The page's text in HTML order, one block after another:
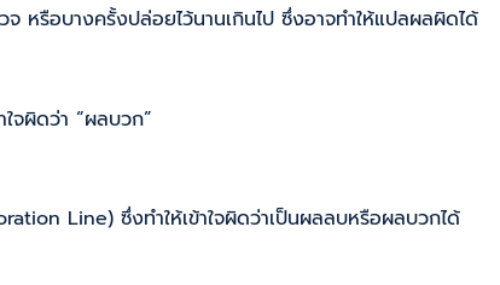
หรือบางครั้งปล่อยไว้นานเกินไป ซึ่งอาจทำให้แปลผลผิดได้
ใจผิดว่า “ผลบวก”
Line) ซึ่งทำให้เข้าใจผิดว่าเป็นผลลบหรือผลบวกได้